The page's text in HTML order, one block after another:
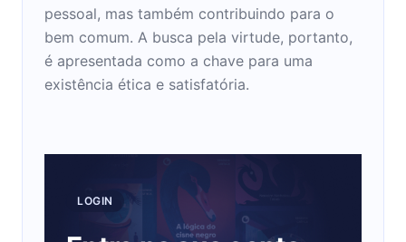
pessoal, mas também contribuindo para o
bem comum. A busca pela virtude, portanto,
é apresentada como a chave para uma
existência ética e satisfatória.
LOGIN